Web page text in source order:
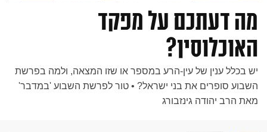
מה דעתכם על מפקד
האוכלוסין?
יש בכלל ענין של עין-הרע במספר או שזו המצאה, ולמה בפרשת
השבוע סופרים את בני ישראל? • טור לפרשת השבוע 'במדבר'
מאת הרב יהודה גינזבורג